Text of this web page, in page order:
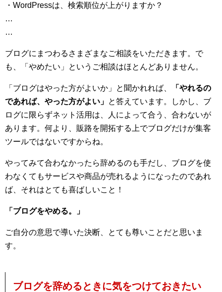
・WordPressは、検索順位が上がりますか？
…
…
ブログにまつわるさまざまなご相談をいただきます。で
も、「やめたい」というご相談はほとんどありません。
「ブログはやった方がよいか」と聞かれれば、
「やれるの
であれば、やった方がよい」 と答えています。しかし、ブ
ログに限らずネット活用は、人によって合う、合わないが
あります。何より、販路を開拓する上でブログだけが集客
ツールではないですからね。
やってみて合わなかったら辞めるのも手だし、ブログを使
わなくてもサービスや商品が売れるようになったのであれ
ば、それはとても喜ばしいこと！
「ブログをやめる。」
ご自分の意思で導いた決断、とても尊いことだと思いま
す。
ブログを辞めるときに気をつけておきたい